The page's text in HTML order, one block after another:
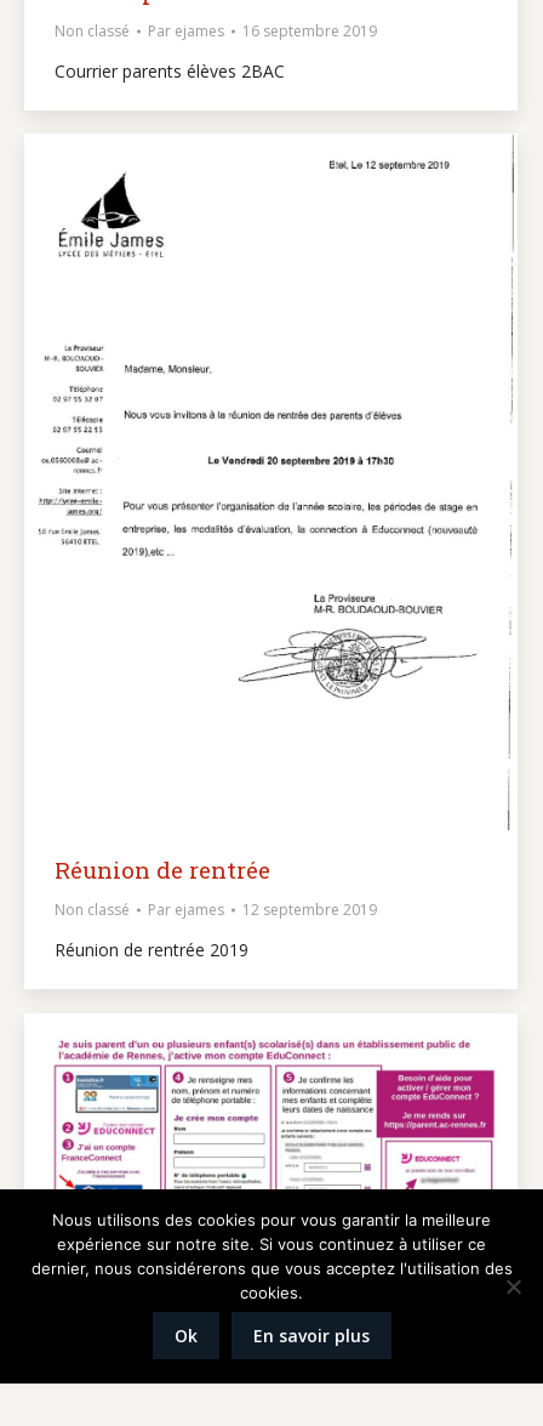
Non classé Par ejames 16 septembre 2019
Courrier parents élèves 2BAC
Réunion de rentrée
Non classé Par ejames 12 septembre 2019
Réunion de rentrée 2019
Nous utilisons des cookies pour vous garantir la meilleure
expérience sur notre site. Si vous continuez à utiliser ce
dernier, nous considérerons que vous acceptez l'utilisation des
cookies.
Ok En savoir plus